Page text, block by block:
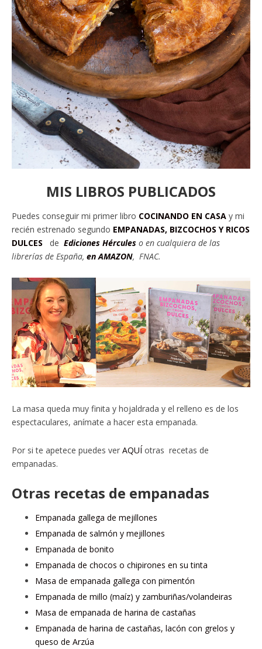
MIS LIBROS PUBLICADOS
Puedes conseguir mi primer libro COCINANDO EN CASA y mi
recién estrenado segundo EMPANADAS, BIZCOCHOS Y RICOS
DULCES de Ediciones Hércules o en cualquiera de las
librerías de España, en AMAZON, FNAC.
La masa queda muy finita y hojaldrada y el relleno es de los
espectaculares, anímate a hacer esta empanada.
Por si te apetece puedes ver AQUÍ otras recetas de
empanadas.
Otras recetas de empanadas
Empanada gallega de mejillones
Empanada de salmón y mejillones
Empanada de bonito
Empanada de chocos o chipirones en su tinta
Masa de empanada gallega con pimentón
Empanada de millo (maíz) y zamburiñas/volandeiras
Masa de empanada de harina de castañas
Empanada de harina de castañas, lacón con grelos y
queso de Arzúa